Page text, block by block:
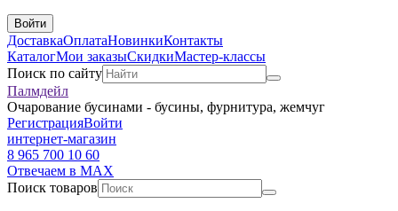
Войти
ДоставкаОплатаНовинкиКонтакты
КаталогМои заказыСкидкиМастер-классы
Поиск по сайту
Палмдейл
Очарование бусинами - бусины, фурнитура, жемчуг
РегистрацияВойти
интернет-магазин
8 965 700 10 60
Отвечаем в MAX
Поиск товаров